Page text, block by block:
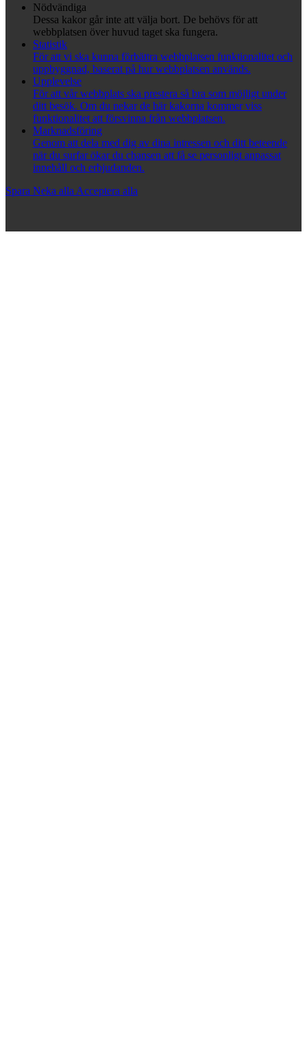
Nödvändiga
Dessa kakor går inte att välja bort. De behövs för att
webbplatsen över huvud taget ska fungera.
Statistik
För att vi ska kunna förbättra webbplatsen funktionalitet och
uppbyggnad, baserat på hur webbplatsen används.
Upplevelse
För att vår webbplats ska prestera så bra som möjligt under
ditt besök. Om du nekar de här kakorna kommer viss
funktionalitet att försvinna från webbplatsen.
Marknadsföring
Genom att dela med dig av dina intressen och ditt beteende
när du surfar ökar du chansen att få se personligt anpassat
innehåll och erbjudanden.
Spara Neka alla Acceptera alla